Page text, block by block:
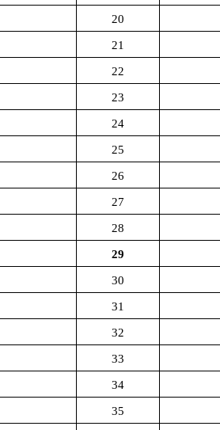
20
21
22
23
24
25
26
27
28
29
30
31
32
33
34
35